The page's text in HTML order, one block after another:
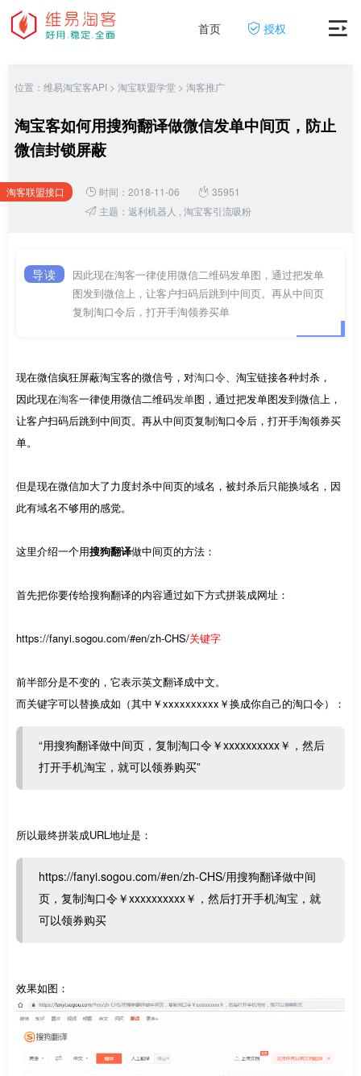
首页 授权
位置： 维易淘宝客API > 淘宝联盟学堂 > 淘客推广
淘宝客如何用搜狗翻译做微信发单中间页，防止
微信封锁屏蔽
淘客联盟接口
时间：2018-11-06
35951
主题： 返利机器人 淘宝客引流吸粉
导读
因此现在淘客一律使用微信二维码发单图，通过把发单
图发到微信上，让客户扫码后跳到中间页。再从中间页
复制淘口令后，打开手淘领券买单
现在微信疯狂屏蔽淘宝客的微信号，对淘口令、淘宝链接各种封杀，
因此现在淘客一律使用微信二维码发单图，通过把发单图发到微信上，
让客户扫码后跳到中间页。再从中间页复制淘口令后，打开手淘领券买
单。
但是现在微信加大了力度封杀中间页的域名，被封杀后只能换域名，因
此有域名不够用的感觉。
这里介绍一个用搜狗翻译做中间页的方法：
首先把你要传给搜狗翻译的内容通过如下方式拼装成网址：
https://fanyi.sogou.com/#en/zh-CHS/关键字
前半部分是不变的，它表示英文翻译成中文。
而关键字可以替换成如（其中￥xxxxxxxxxx￥换成你自己的淘口令）：
“用搜狗翻译做中间页，复制淘口令￥xxxxxxxxxx￥，然后
打开手机淘宝，就可以领券购买”
所以最终拼装成URL地址是：
https://fanyi.sogou.com/#en/zh-CHS/用搜狗翻译做中间
页，复制淘口令￥xxxxxxxxxx￥，然后打开手机淘宝，就
可以领券购买
效果如图：